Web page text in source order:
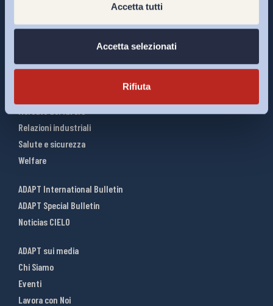
Accetta tutti
Accetta selezionati
Rifiuta
Interventi ADAPT
Relazioni industriali
Salute e sicurezza
Welfare
ADAPT International Bulletin
ADAPT Special Bulletin
Noticias CIELO
ADAPT sui media
Chi Siamo
Eventi
Lavora con Noi